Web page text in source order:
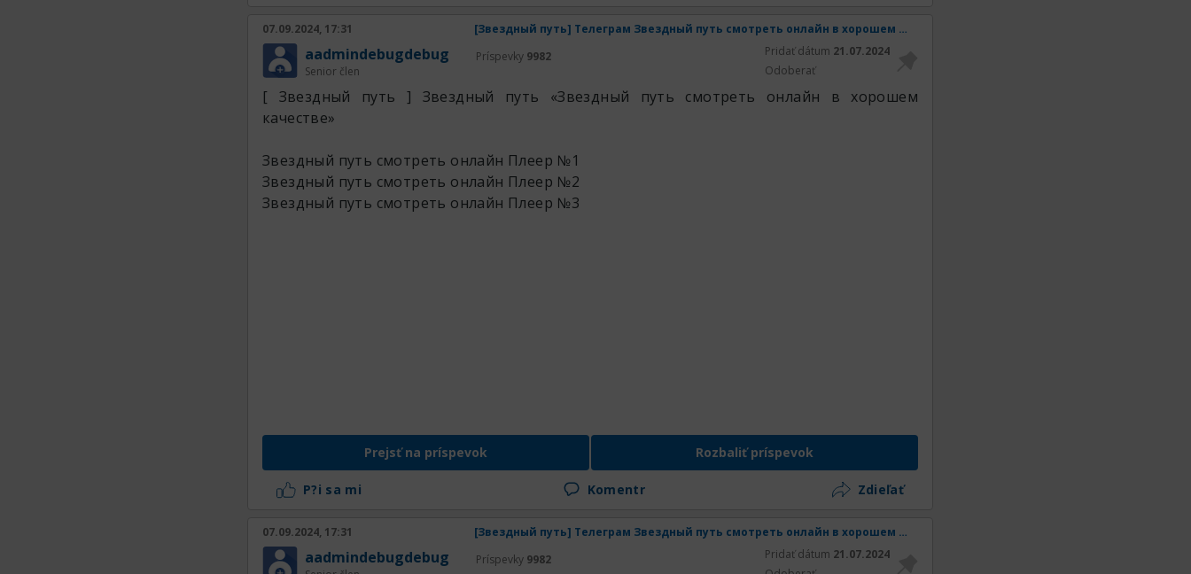
07.09.2024, 17:31 [Звездный путь] Телеграм Звездный путь смотреть онлайн в хорошем качестве
aadmindebugdebug
Senior člen
Príspevky 9982 Pridať dátum 21.07.2024
Odoberať
[ Звездный путь ] Звездный путь «Звездный путь смотреть онлайн в хорошем
качестве»
Звездный путь смотреть онлайн Плеер №1
Звездный путь смотреть онлайн Плеер №2
Звездный путь смотреть онлайн Плеер №3
Prejsť na príspevok Rozbaliť príspevok
P?i sa mi Komentr Zdieľať
07.09.2024, 17:31 [Звездный путь] Телеграм Звездный путь смотреть онлайн в хорошем качестве
aadmindebugdebug Príspevky 9982 Pridať dátum 21.07.2024